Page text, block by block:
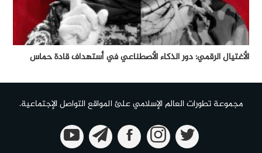
الأغتيال الرقمي: دور الذكاء الأصطناعي في أستهداف قادة حماس
مجموعة تطورات العالم الإسلامي علئ المواقع التواصل الإجتماعية.